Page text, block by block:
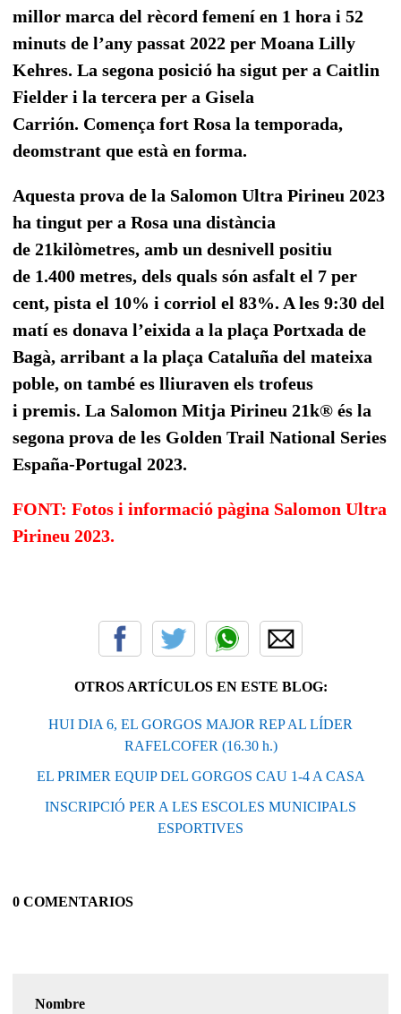
millor marca del rècord femení en 1 hora i 52
minuts de l’any passat 2022 per Moana Lilly
Kehres. La segona posició ha sigut per a Caitlin
Fielder i la tercera per a Gisela
Carrión. Comença fort Rosa la temporada,
deomstrant que està en forma.
Aquesta prova de la Salomon Ultra Pirineu 2023
ha tingut per a Rosa una distància
de 21kilòmetres, amb un desnivell positiu
de 1.400 metres, dels quals són asfalt el 7 per
cent, pista el 10% i corriol el 83%. A les 9:30 del
matí es donava l’eixida a la plaça Portxada de
Bagà, arribant a la plaça Cataluña del mateixa
poble, on també es lliuraven els trofeus
i premis. La Salomon Mitja Pirineu 21k® és la
segona prova de les Golden Trail National Series
España-Portugal 2023.
FONT: Fotos i informació pàgina Salomon Ultra
Pirineu 2023.
OTROS ARTÍCULOS EN ESTE BLOG:
HUI DIA 6, EL GORGOS MAJOR REP AL LÍDER
RAFELCOFER (16.30 h.)
EL PRIMER EQUIP DEL GORGOS CAU 1-4 A CASA
INSCRIPCIÓ PER A LES ESCOLES MUNICIPALS
ESPORTIVES
0 COMENTARIOS
Nombre